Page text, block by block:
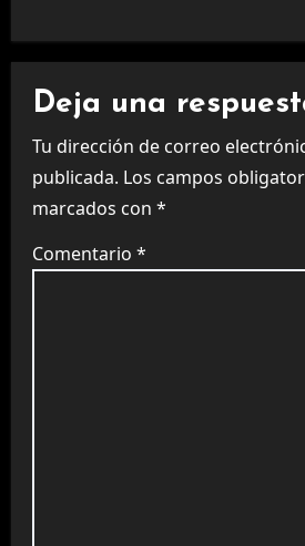
Deja una
Tu dirección de correo
publicada. Los campos
marcados con *
Comentario *